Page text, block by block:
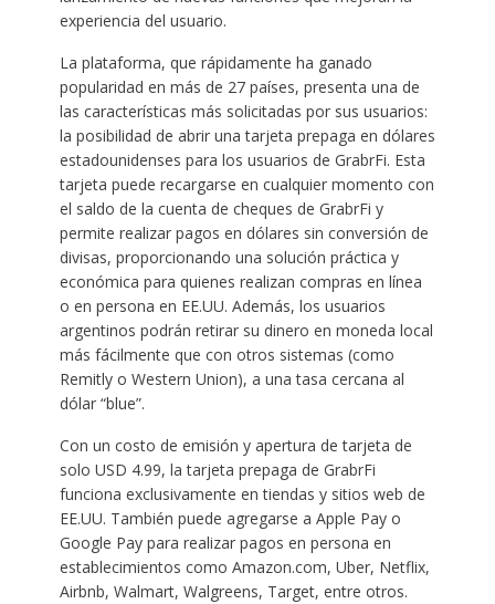
experiencia del usuario.
La plataforma, que rápidamente ha ganado
popularidad en más de 27 países, presenta una de
las características más solicitadas por sus usuarios:
la posibilidad de abrir una tarjeta prepaga en dólares
estadounidenses para los usuarios de GrabrFi. Esta
tarjeta puede recargarse en cualquier momento con
el saldo de la cuenta de cheques de GrabrFi y
permite realizar pagos en dólares sin conversión de
divisas, proporcionando una solución práctica y
económica para quienes realizan compras en línea
o en persona en EE.UU. Además, los usuarios
argentinos podrán retirar su dinero en moneda local
más fácilmente que con otros sistemas (como
Remitly o Western Union), a una tasa cercana al
dólar “blue”.
Con un costo de emisión y apertura de tarjeta de
solo USD 4.99, la tarjeta prepaga de GrabrFi
funciona exclusivamente en tiendas y sitios web de
EE.UU. También puede agregarse a Apple Pay o
Google Pay para realizar pagos en persona en
establecimientos como Amazon.com, Uber, Netflix,
Airbnb, Walmart, Walgreens, Target, entre otros.